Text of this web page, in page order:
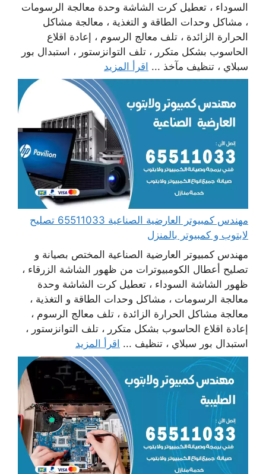
السوداء ، تعطيل كرت الشاشة وحدة معالجة الرسومات
، مشاكل وحدات الطاقة و التغذية ، معالجة مشاكل
الحرارة الزائدة ، تلف معالج الرسوم ، إعادة اقلاع
الحاسوب بشكل متكرر ، تلف التوانزستور ، استبدال بور
سبلاي ، تنظيف مآخذ ... اقرأ المزيد
مهندس كمبيوتر العارضية الصناعية 65511033 تصليح
لابتوب و كمبيوتر بالمنزل
مهندس كمبيوتر العارضية الصناعية المختص بصيانة و
تصليح أعطال الكومبيوترات من ظهور الشاشة الزرقاء ،
ظهور الشاشة السوداء ، تعطيل كرت الشاشة وحدة
معالجة الرسومات ، مشاكل وحدات الطاقة و التغذية ،
معالجة مشاكل الحرارة الزائدة ، تلف معالج الرسوم ،
إعادة اقلاع الحاسوب بشكل متكرر ، تلف التوانزستور ،
استبدال بور سبلاي ، تنظيف ... اقرأ المزيد